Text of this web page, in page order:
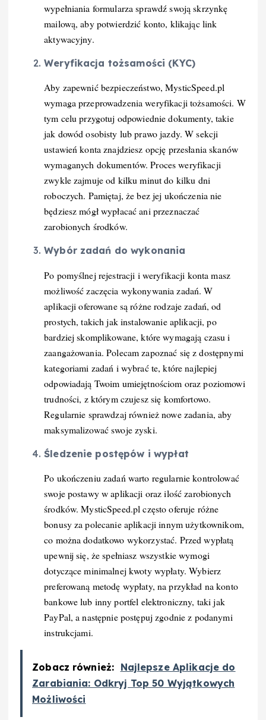
wypełniania formularza sprawdź swoją skrzynkę
mailową, aby potwierdzić konto, klikając link
aktywacyjny.
Weryfikacja tożsamości (KYC)
Aby zapewnić bezpieczeństwo, MysticSpeed.pl
wymaga przeprowadzenia weryfikacji tożsamości. W
tym celu przygotuj odpowiednie dokumenty, takie
jak dowód osobisty lub prawo jazdy. W sekcji
ustawień konta znajdziesz opcję przesłania skanów
wymaganych dokumentów. Proces weryfikacji
zwykle zajmuje od kilku minut do kilku dni
roboczych. Pamiętaj, że bez jej ukończenia nie
będziesz mógł wypłacać ani przeznaczać
zarobionych środków.
Wybór zadań do wykonania
Po pomyślnej rejestracji i weryfikacji konta masz
możliwość zaczęcia wykonywania zadań. W
aplikacji oferowane są różne rodzaje zadań, od
prostych, takich jak instalowanie aplikacji, po
bardziej skomplikowane, które wymagają czasu i
zaangażowania. Polecam zapoznać się z dostępnymi
kategoriami zadań i wybrać te, które najlepiej
odpowiadają Twoim umiejętnościom oraz poziomowi
trudności, z którym czujesz się komfortowo.
Regularnie sprawdzaj również nowe zadania, aby
maksymalizować swoje zyski.
Śledzenie postępów i wypłat
Po ukończeniu zadań warto regularnie kontrolować
swoje postawy w aplikacji oraz ilość zarobionych
środków. MysticSpeed.pl często oferuje różne
bonusy za polecanie aplikacji innym użytkownikom,
co można dodatkowo wykorzystać. Przed wypłatą
upewnij się, że spełniasz wszystkie wymogi
dotyczące minimalnej kwoty wypłaty. Wybierz
preferowaną metodę wypłaty, na przykład na konto
bankowe lub inny portfel elektroniczny, taki jak
PayPal, a następnie postępuj zgodnie z podanymi
instrukcjami.
Zobacz również: Najlepsze Aplikacje do
Zarabiania: Odkryj Top 50 Wyjątkowych
Możliwości